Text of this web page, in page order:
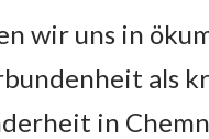
wir uns in
als
in